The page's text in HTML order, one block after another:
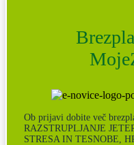
Ob prijavi dobite več
RAZSTRUPLJANJE
STRESA IN TESNOBE,